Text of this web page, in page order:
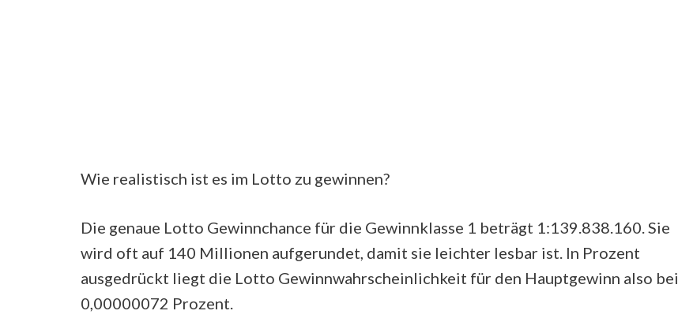
Wie realistisch ist es im Lotto zu gewinnen?
Die genaue Lotto Gewinnchance für die Gewinnklasse 1 beträgt 1:139.838.160. Sie
wird oft auf 140 Millionen aufgerundet, damit sie leichter lesbar ist. In Prozent
ausgedrückt liegt die Lotto Gewinnwahrscheinlichkeit für den Hauptgewinn also bei
0,00000072 Prozent.